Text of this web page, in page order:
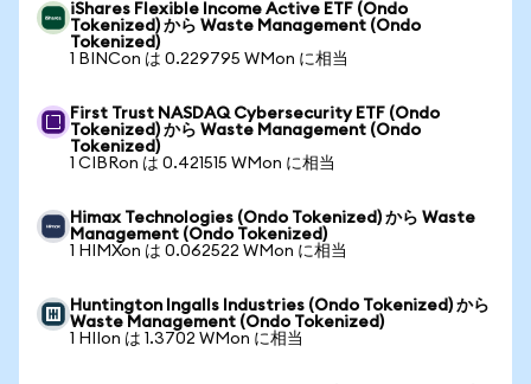
iShares Flexible Income Active ETF (Ondo
Tokenized) から Waste Management (Ondo
Tokenized)
1 BINCon は 0.229795 WMon に相当
First Trust NASDAQ Cybersecurity ETF (Ondo
Tokenized) から Waste Management (Ondo
Tokenized)
1 CIBRon は 0.421515 WMon に相当
Himax Technologies (Ondo Tokenized) から Waste
Management (Ondo Tokenized)
1 HIMXon は 0.062522 WMon に相当
Huntington Ingalls Industries (Ondo Tokenized) から
Waste Management (Ondo Tokenized)
1 HIIon は 1.3702 WMon に相当